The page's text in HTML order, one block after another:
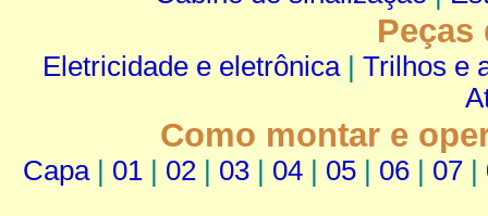
Peças
Eletricidade e eletrônica | Trilhos e
Como montar e
Capa | 01 | 02 | 03 | 04 | 05 | 06 | 07 |